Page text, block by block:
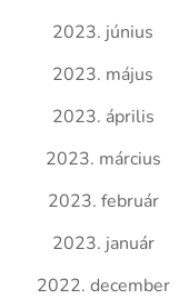
2023. június
2023. május
2023. április
2023. március
2023. február
2023. január
2022. december